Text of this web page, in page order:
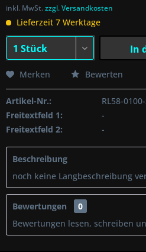
inkl. MwSt.zzgl. Versandkosten
Lieferzeit 7 Werktage
In
Merken Bewerten
Artikel-Nr.:
RL58-
Freitextfeld 1:
-
Freitextfeld 2:
-
Beschreibung
noch keine Langbeschreibung
Bewertungen
0
Bewertungen lesen, schreiben